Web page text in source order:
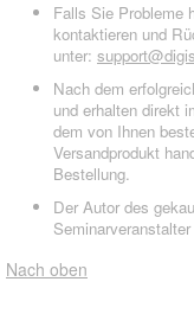
Falls Sie Probleme
kontaktieren und
unter:
Nach dem
und erhalten direkt
dem von Ihnen
Versandprodukt
Bestellung.
Der Autor des
Nach oben